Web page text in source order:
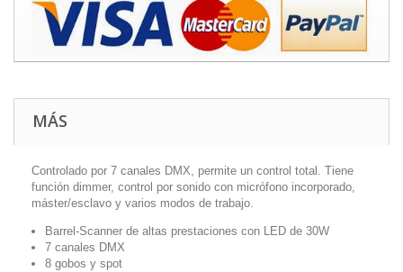
MÁS
Controlado por 7 canales DMX, permite un control total. Tiene
función dimmer, control por sonido con micrófono incorporado,
máster/esclavo y varios modos de trabajo.
Barrel-Scanner de altas prestaciones con LED de 30W
7 canales DMX
8 gobos y spot